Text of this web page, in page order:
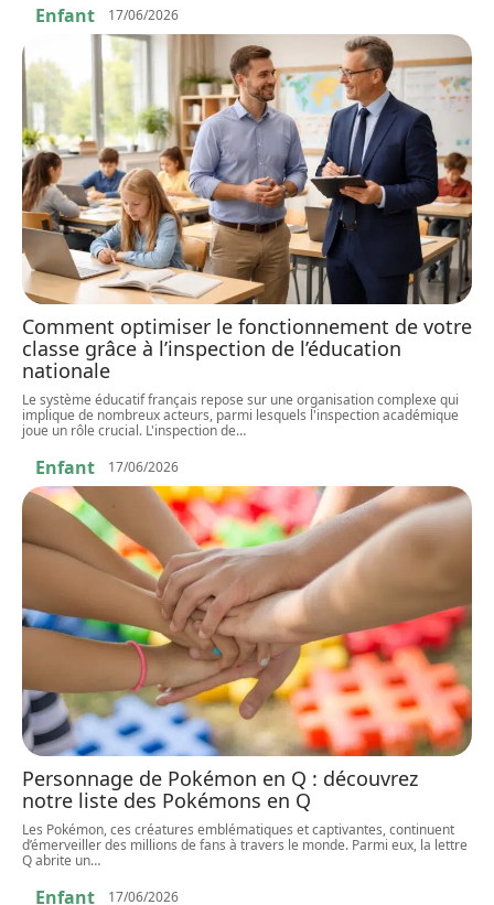
Enfant 17/06/2026
Comment optimiser le fonctionnement de votre
classe grâce à l’inspection de l’éducation
nationale
Le système éducatif français repose sur une organisation complexe qui
implique de nombreux acteurs, parmi lesquels l'inspection académique
joue un rôle crucial. L'inspection de…
Enfant 17/06/2026
Personnage de Pokémon en Q : découvrez
notre liste des Pokémons en Q
Les Pokémon, ces créatures emblématiques et captivantes, continuent
d’émerveiller des millions de fans à travers le monde. Parmi eux, la lettre
Q abrite un…
Enfant 17/06/2026